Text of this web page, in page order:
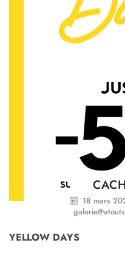
18 mars
YELLOW DAYS